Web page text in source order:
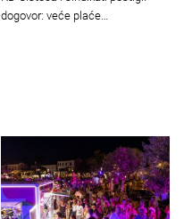
dogovor: veće plaće…